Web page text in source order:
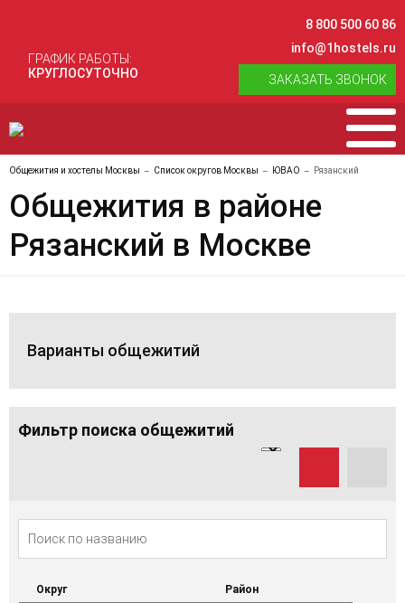
ГРАФИК РАБОТЫ:
КРУГЛОСУТОЧНО
8 800 500 60 86
info@1hostels.ru
ЗАКАЗАТЬ ЗВОНОК
Общежития и хостелы Москвы Список округов Москвы ЮВАО Рязанский
Общежития в районе
Рязанский в Москве
Варианты общежитий
Фильтр поиска общежитий
Округ Район